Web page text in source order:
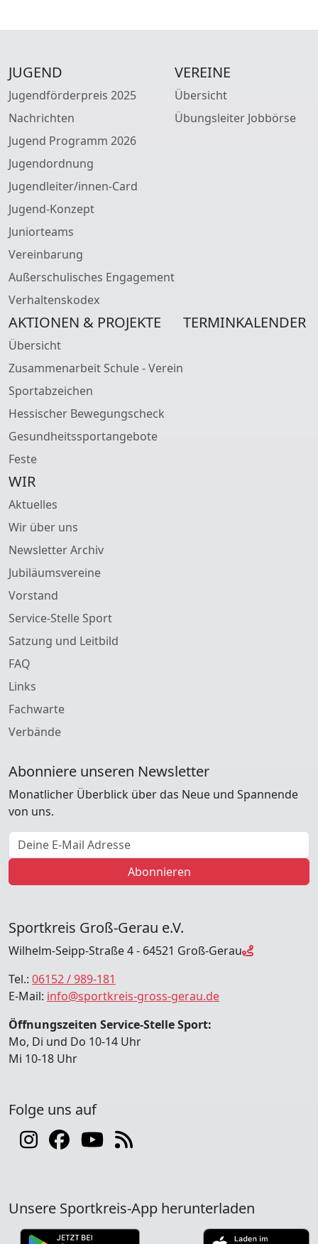
JUGEND
Jugendförderpreis 2025
Nachrichten
Jugend Programm 2026
Jugendordnung
Jugendleiter/innen-Card
Jugend-Konzept
Juniorteams
Vereinbarung
Außerschulisches Engagement
Verhaltenskodex
VEREINE
Übersicht
Übungsleiter Jobbörse
AKTIONEN & PROJEKTE
Übersicht
Zusammenarbeit Schule - Verein
Sportabzeichen
Hessischer Bewegungscheck
Gesundheitssportangebote
Feste
TERMINKALENDER
WIR
Aktuelles
Wir über uns
Newsletter Archiv
Jubiläumsvereine
Vorstand
Service-Stelle Sport
Satzung und Leitbild
FAQ
Links
Fachwarte
Verbände
Abonniere unseren Newsletter
Monatlicher Überblick über das Neue und Spannende
von uns.
E-Mail Adresse
Abonnieren
Sportkreis Groß-Gerau e.V.
Wilhelm-Seipp-Straße 4 - 64521 Groß-Gerau
Tel.: 06152 / 989-181
E-Mail: info@sportkreis-gross-gerau.de
Öffnungszeiten Service-Stelle Sport:
Mo, Di und Do 10-14 Uhr
Mi 10-18 Uhr
Folge uns auf
Unsere Sportkreis-App herunterladen